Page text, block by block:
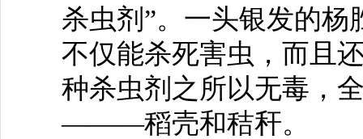
杀虫剂”。一头银发的杨
不仅能杀死害虫，而且
种杀虫剂之所以无毒，
———稻壳和秸秆。